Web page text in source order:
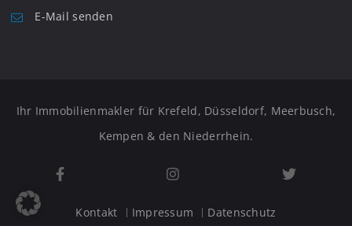
E-Mail senden
Ihr Immobilienmakler für Krefeld, Düsseldorf, Meerbusch,
Kempen & den Niederrhein.
Kontakt Impressum Datenschutz